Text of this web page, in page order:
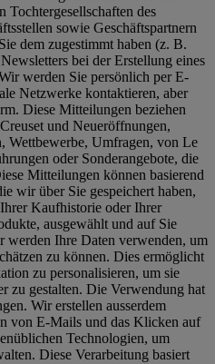
Tochtergesellschaften des
sowie Geschäftspartnern
dem zugestimmt haben (z. B.
bei der Erstellung eines
werden Sie persönlich per E-
Netzwerke kontaktieren, aber
Diese Mitteilungen beziehen
und Neueröffnungen,
Wettbewerbe, Umfragen, von Le
oder Sonderangebote, die
Mitteilungen können basierend
wir über Sie gespeichert haben,
Kaufhistorie oder Ihrer
ausgewählt und auf Sie
werden Ihre Daten verwenden, um
zu können. Dies ermöglicht
zu personalisieren, um sie
zu gestalten. Die Verwendung hat
Wir erstellen ausserdem
von E-Mails und das Klicken auf
Technologien, um
Diese Verarbeitung basiert